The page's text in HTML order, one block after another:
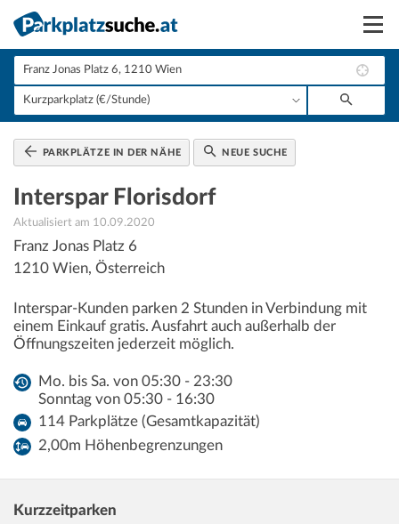
Suchen
Vermieten
Anmelden
PARKPLÄTZE IN DER NÄHE NEUE SUCHE
Interspar Florisdorf
Aktualisiert am 10.09.2020
Franz Jonas Platz 6
1210 Wien, Österreich
Interspar-Kunden parken 2 Stunden in Verbindung mit
einem Einkauf gratis. Ausfahrt auch außerhalb der
Öffnungszeiten jederzeit möglich.
Mo. bis Sa. von 05:30 - 23:30
Sonntag von 05:30 - 16:30
114 Parkplätze (Gesamtkapazität)
2,00m Höhenbegrenzungen
Kurzzeitparken